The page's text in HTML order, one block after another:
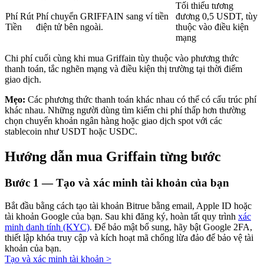
Đầu tư cố định và quản lý tài chính
Tận hưởng việc quản lý tài chính hiện tại và thu nhập lâu dài
Staking 101
Tìm hiểu về kiếm thu nhập thụ động
Phí Rút
Tiền
Phí chuyển GRIFFAIN sang ví tiền
điện tử bên ngoài.
Tối thiểu tương
đương 0,5 USDT, tùy
thuộc vào điều kiện
mạng
Chi phí cuối cùng khi mua Griffain tùy thuộc vào phương thức
thanh toán, tắc nghẽn mạng và điều kiện thị trường tại thời điểm
giao dịch.
Mẹo: Các phương thức thanh toán khác nhau có thể có cấu trúc phí
khác nhau. Những người dùng tìm kiếm chi phí thấp hơn thường
chọn chuyển khoản ngân hàng hoặc giao dịch spot với các
stablecoin như USDT hoặc USDC.
Hướng dẫn mua Griffain từng bước
Bước 1 —Tạo và xác minh tài khoản của bạn
Bắt đầu bằng cách tạo tài khoản Bitrue bằng email, Apple ID hoặc
tài khoản Google của bạn. Sau khi đăng ký, hoàn tất quy trình xác
minh danh tính (KYC). Để bảo mật bổ sung, hãy bật Google 2FA,
thiết lập khóa truy cập và kích hoạt mã chống lừa đảo để bảo vệ tài
khoản của bạn.
Tạo và xác minh tài khoản >